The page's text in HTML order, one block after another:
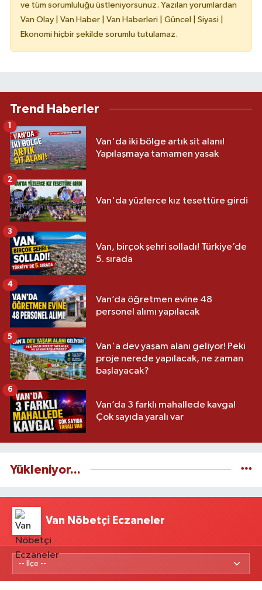
ve tüm sorumluluğu üstleniyorsunuz. Yazılan yorumlardan
Van Olay | Van Haber | Van Haberleri | Güncel | Siyasi |
Ekonomi hiçbir şekilde sorumlu tutulamaz.
Trend Haberler
Van'da iki bölge artık sit alanı!
Yapılaşmaya tamamen yasak
Van'da yüzlerce kız tesettüre girdi
2
Van, birçok şehri solladı! Türkiye’de
5. sırada
3
Van’da öğretmen evine 48
personel alımı yapılacak
4
Van'a dev yaşam alanı geliyor! Peki
proje nerede yapılacak, ne zaman
başlayacak?
5
Van’da 3 farklı mahallede kavga!
Çok sayıda yaralı var
6
Yükleniyor...
Van Nöbetçi Eczaneler